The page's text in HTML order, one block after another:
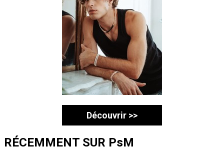
Découvrir >>
RÉCEMMENT SUR PsM